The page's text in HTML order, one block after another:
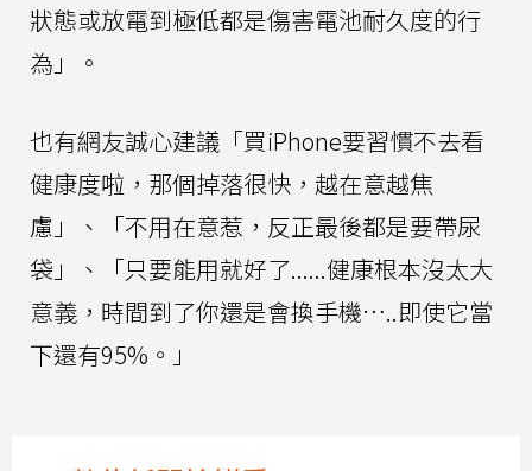
狀態或放電到極低都是傷害電池耐久度的行
為」。
也有網友誠心建議「買iPhone要習慣不去看
健康度啦，那個掉落很快，越在意越焦
慮」、「不用在意惹，反正最後都是要帶尿
袋」、「只要能用就好了......健康根本沒太大
意義，時間到了你還是會換手機…..即使它當
下還有95%。」